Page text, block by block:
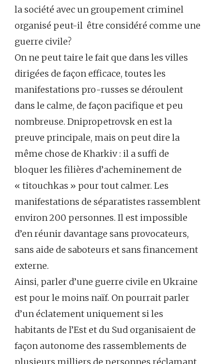
la société avec un groupement criminel
organisé peut-il être considéré comme une
guerre civile?
On ne peut taire le fait que dans les villes
dirigées de façon efficace, toutes les
manifestations pro-russes se déroulent
dans le calme, de façon pacifique et peu
nombreuse. Dnipropetrovsk en est la
preuve principale, mais on peut dire la
même chose de Kharkiv : il a suffi de
bloquer les filières d’acheminement de
« titouchkas » pour tout calmer. Les
manifestations de séparatistes rassemblent
environ 200 personnes. Il est impossible
d’en réunir davantage sans provocateurs,
sans aide de saboteurs et sans financement
externe.
Ainsi, parler d’une guerre civile en Ukraine
est pour le moins naïf. On pourrait parler
d’un éclatement uniquement si les
habitants de l’Est et du Sud organisaient de
façon autonome des rassemblements de